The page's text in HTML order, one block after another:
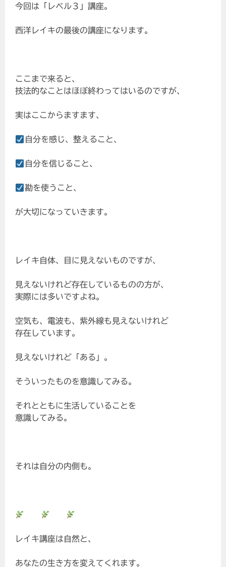
今回は「レベル３」講座。
西洋レイキの最後の講座になります。
ここまで来ると、
技法的なことはほぼ終わってはいるのですが、
実はここからますます、
自分を感じ、整えること、
自分を信じること、
勘を使うこと、
が大切になっていきます。
レイキ自体、目に見えないものですが、
見えないけれど存在しているものの方が、
実際には多いですよね。
空気も、電波も、紫外線も見えないけれど
存在しています。
見えないけれど「ある」。
そういったものを意識してみる。
それとともに生活していることを
意識してみる。
それは自分の内側も。
レイキ講座は自然と、
あなたの生き方を変えてくれます。